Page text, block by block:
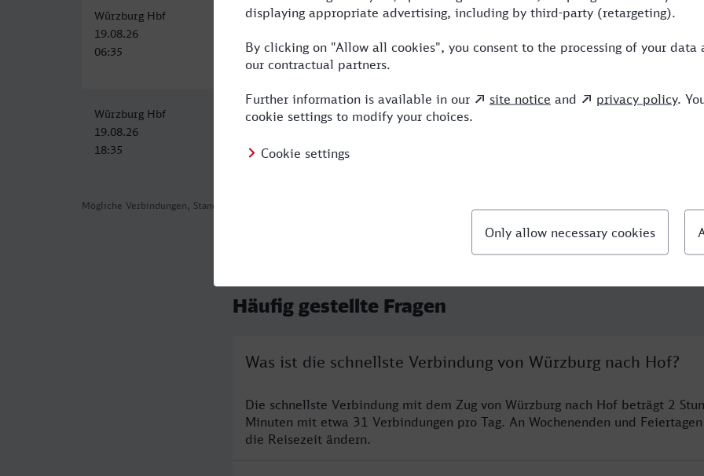
Mögliche Verbindungen, Stand: 2026-08-05 14:35
Würzburg Hbf
19.08.26
06:35
Hof Hbf
09:24
2:49 2 RE
Würzburg Hbf
19.08.26
18:35
Hof Hbf
21:24
2:49 2
Häufig gestellte Fragen
Was ist die schnellste Verbindung von Würzburg nach Hof?
Die schnellste Verbindung mit dem Zug von Würzburg nach Hof beträgt 2
Minuten mit etwa 31 Verbindungen pro Tag. An Wochenenden und
die Reisezeit ändern.